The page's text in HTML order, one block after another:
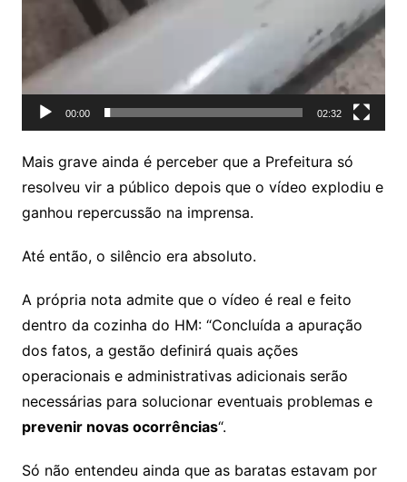
00:00 02:32
Mais grave ainda é perceber que a Prefeitura só
resolveu vir a público depois que o vídeo explodiu e
ganhou repercussão na imprensa.
Até então, o silêncio era absoluto.
A própria nota admite que o vídeo é real e feito
dentro da cozinha do HM: “Concluída a apuração
dos fatos, a gestão definirá quais ações
operacionais e administrativas adicionais serão
necessárias para solucionar eventuais problemas e
prevenir novas ocorrências“.
Só não entendeu ainda que as baratas estavam por